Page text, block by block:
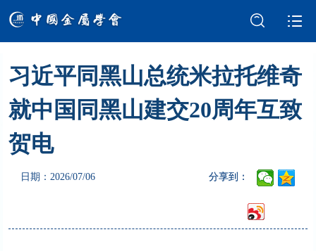
学会介绍 新闻中心
学术交流
科技奖励
习近平同黑山总统米拉托维奇
就中国同黑山建交20周年互致
贺电
日期：2026/07/06 分享到：